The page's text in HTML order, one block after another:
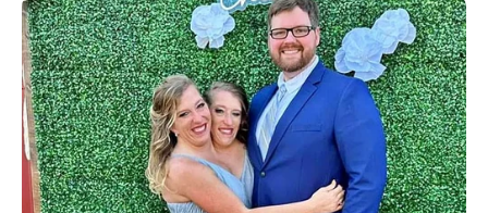
2015(!) και ανήκει, που αλλού;, στους Ρότσιλντ.